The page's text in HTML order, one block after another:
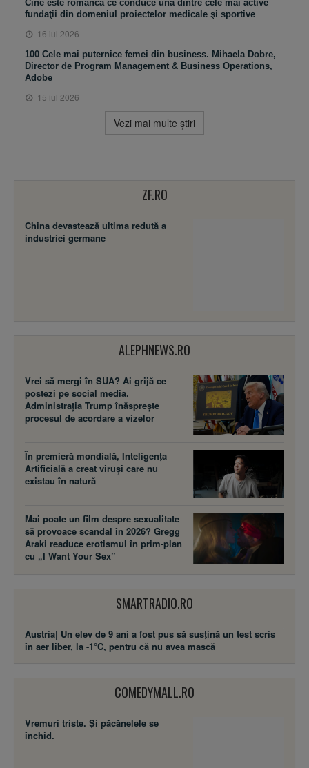
Cine este românca ce conduce una dintre cele mai active
fundaţii din domeniul proiectelor medicale şi sportive
16 iul 2026
100 Cele mai puternice femei din business. Mihaela Dobre,
Director de Program Management & Business Operations,
Adobe
15 iul 2026
Vezi mai multe ştiri
ZF.RO
China devastează ultima redută a
industriei germane
ALEPHNEWS.RO
Vrei să mergi în SUA? Ai grijă ce
postezi pe social media.
Administrația Trump înăsprește
procesul de acordare a vizelor
În premieră mondială, Inteligența
Artificială a creat viruși care nu
existau în natură
Mai poate un film despre sexualitate
să provoace scandal în 2026? Gregg
Araki readuce erotismul în prim-plan
cu „I Want Your Sex”
SMARTRADIO.RO
Austria| Un elev de 9 ani a fost pus să susţină un test scris
în aer liber, la -1°C, pentru că nu avea mască
COMEDYMALL.RO
Vremuri triste. Şi păcănelele se
închid.